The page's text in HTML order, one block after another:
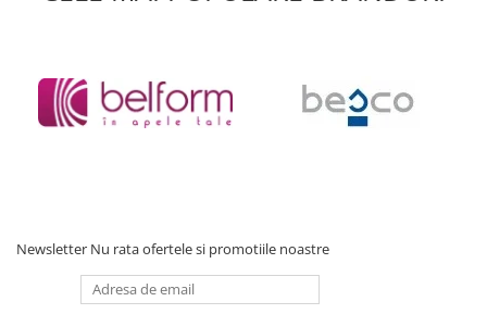
pot fi modificate de către producător fără preaviz, sau pot
conține erori de operare.
Newsletter Nu rata ofertele si promotiile noastre